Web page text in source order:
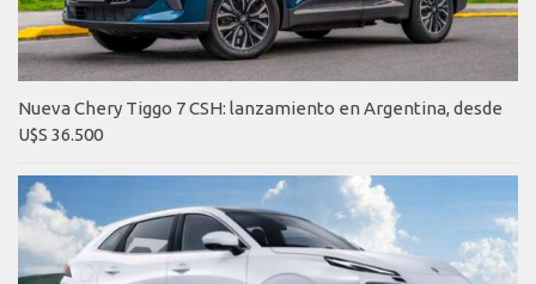
Nueva Chery Tiggo 7 CSH: lanzamiento en Argentina, desde
U$S 36.500